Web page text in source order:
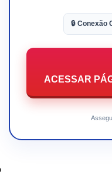
🔒 Conexão
ACESSAR